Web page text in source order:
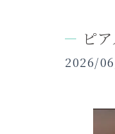
ピ
2026/